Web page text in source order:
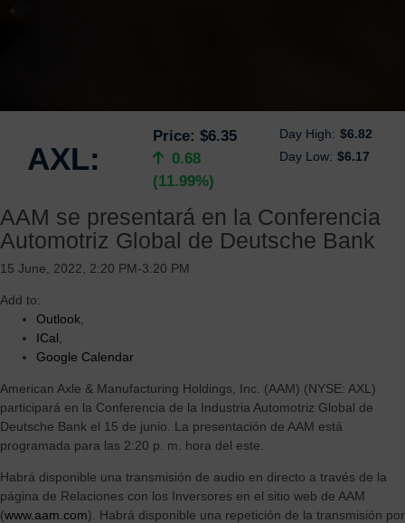
AXL:
Price: $6.35 Day High: $6.82
0.68
(11.99%)
Day Low: $6.17
AAM se presentará en la Conferencia
Automotriz Global de Deutsche Bank
15 June, 2022, 2:20 PM-3:20 PM
Add to:
Outlook
ICal
Google Calendar
American Axle & Manufacturing Holdings, Inc. (AAM) (NYSE: AXL)
participará en la Conferencia de la Industria Automotriz Global de
Deutsche Bank el 15 de junio. La presentación de AAM está
programada para las 2:20 p. m. hora del este.
Habrá disponible una transmisión de audio en directo a través de la
página de Relaciones con los Inversores en el sitio web de AAM
(www.aam.com). Habrá disponible una repetición de la transmisión por